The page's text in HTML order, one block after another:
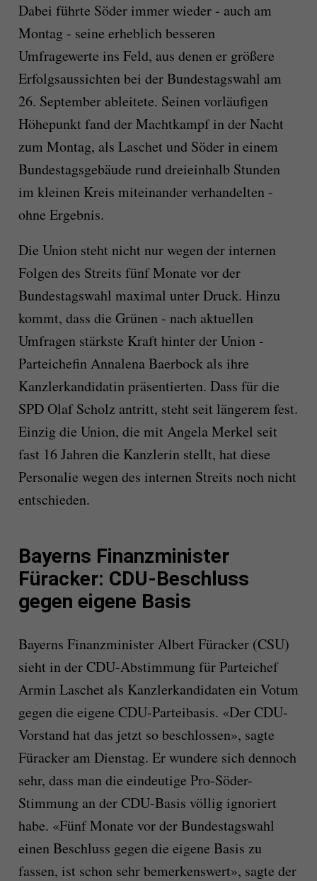
Dabei führte Söder immer wieder - auch am
Montag - seine erheblich besseren
Umfragewerte ins Feld, aus denen er größere
Erfolgsaussichten bei der Bundestagswahl am
26. September ableitete. Seinen vorläufigen
Höhepunkt fand der Machtkampf in der Nacht
zum Montag, als Laschet und Söder in einem
Bundestagsgebäude rund dreieinhalb Stunden
im kleinen Kreis miteinander verhandelten -
ohne Ergebnis.
Die Union steht nicht nur wegen der internen
Folgen des Streits fünf Monate vor der
Bundestagswahl maximal unter Druck. Hinzu
kommt, dass die Grünen - nach aktuellen
Umfragen stärkste Kraft hinter der Union -
Parteichefin Annalena Baerbock als ihre
Kanzlerkandidatin präsentierten. Dass für die
SPD Olaf Scholz antritt, steht seit längerem fest.
Einzig die Union, die mit Angela Merkel seit
fast 16 Jahren die Kanzlerin stellt, hat diese
Personalie wegen des internen Streits noch nicht
entschieden.
Bayerns Finanzminister
Füracker: CDU-Beschluss
gegen eigene Basis
Bayerns Finanzminister Albert Füracker (CSU)
sieht in der CDU-Abstimmung für Parteichef
Armin Laschet als Kanzlerkandidaten ein Votum
gegen die eigene CDU-Parteibasis. «Der CDU-
Vorstand hat das jetzt so beschlossen», sagte
Füracker am Dienstag. Er wundere sich dennoch
sehr, dass man die eindeutige Pro-Söder-
Stimmung an der CDU-Basis völlig ignoriert
habe. «Fünf Monate vor der Bundestagswahl
einen Beschluss gegen die eigene Basis zu
fassen, ist schon sehr bemerkenswert», sagte der